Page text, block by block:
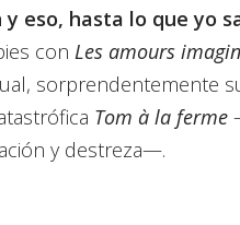
eso, hasta lo que yo
con Les amours
sorprendentemente
Tom à la ferme
y destreza—.